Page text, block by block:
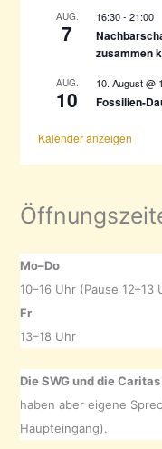
AUG.
7
16:30-21:00
zusammen
AUG.
10
10. August @
Fossilien-
Kalender anzeigen
Mo–Do
10–16 Uhr (Pause 12–13
Fr
13–18 Uhr
Die SWG und die
haben aber eigene
Haupteingang).